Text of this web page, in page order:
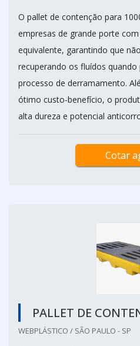
O pallet de contenção para
empresas de grande porte
equivalente, garantindo que
recuperando os fluídos
processo de derramamento.
ótimo custo-benefício, o
alta dureza e potencial
Cotar
PALLET DE
WEBPLÁSTICO / SÃO PAULO - SP